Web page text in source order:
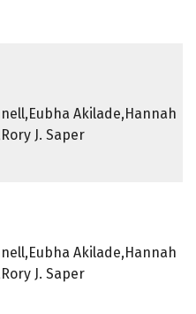
Akilade,Hannah
J. Saper
Akilade,Hannah
J. Saper